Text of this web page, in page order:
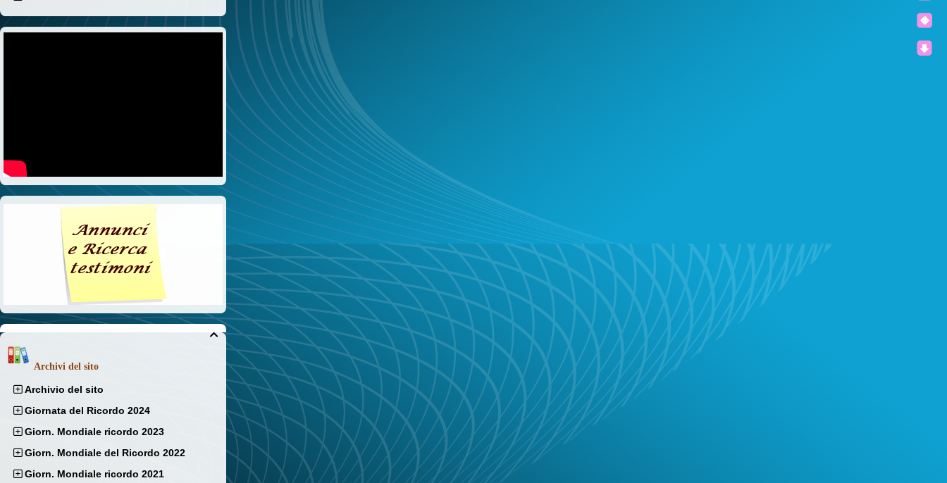

Archivi del sito
Archivio del sito
Giornata del Ricordo 2024
Giorn. Mondiale ricordo 2023
Giorn. Mondiale del Ricordo 2022
Giorn. Mondiale ricordo 2021